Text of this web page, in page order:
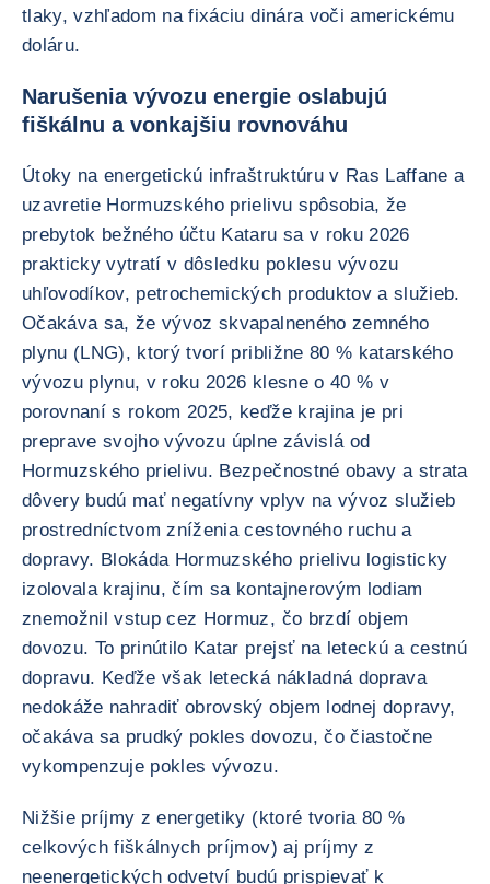
tlaky, vzhľadom na fixáciu dinára voči americkému
doláru.
Narušenia vývozu energie oslabujú
fiškálnu a vonkajšiu rovnováhu
Útoky na energetickú infraštruktúru v Ras Laffane a
uzavretie Hormuzského prielivu spôsobia, že
prebytok bežného účtu Kataru sa v roku 2026
prakticky vytratí v dôsledku poklesu vývozu
uhľovodíkov, petrochemických produktov a služieb.
Očakáva sa, že vývoz skvapalneného zemného
plynu (LNG), ktorý tvorí približne 80 % katarského
vývozu plynu, v roku 2026 klesne o 40 % v
porovnaní s rokom 2025, keďže krajina je pri
preprave svojho vývozu úplne závislá od
Hormuzského prielivu. Bezpečnostné obavy a strata
dôvery budú mať negatívny vplyv na vývoz služieb
prostredníctvom zníženia cestovného ruchu a
dopravy. Blokáda Hormuzského prielivu logisticky
izolovala krajinu, čím sa kontajnerovým lodiam
znemožnil vstup cez Hormuz, čo brzdí objem
dovozu. To prinútilo Katar prejsť na leteckú a cestnú
dopravu. Keďže však letecká nákladná doprava
nedokáže nahradiť obrovský objem lodnej dopravy,
očakáva sa prudký pokles dovozu, čo čiastočne
vykompenzuje pokles vývozu.
Nižšie príjmy z energetiky (ktoré tvoria 80 %
celkových fiškálnych príjmov) aj príjmy z
neenergetických odvetví budú prispievať k